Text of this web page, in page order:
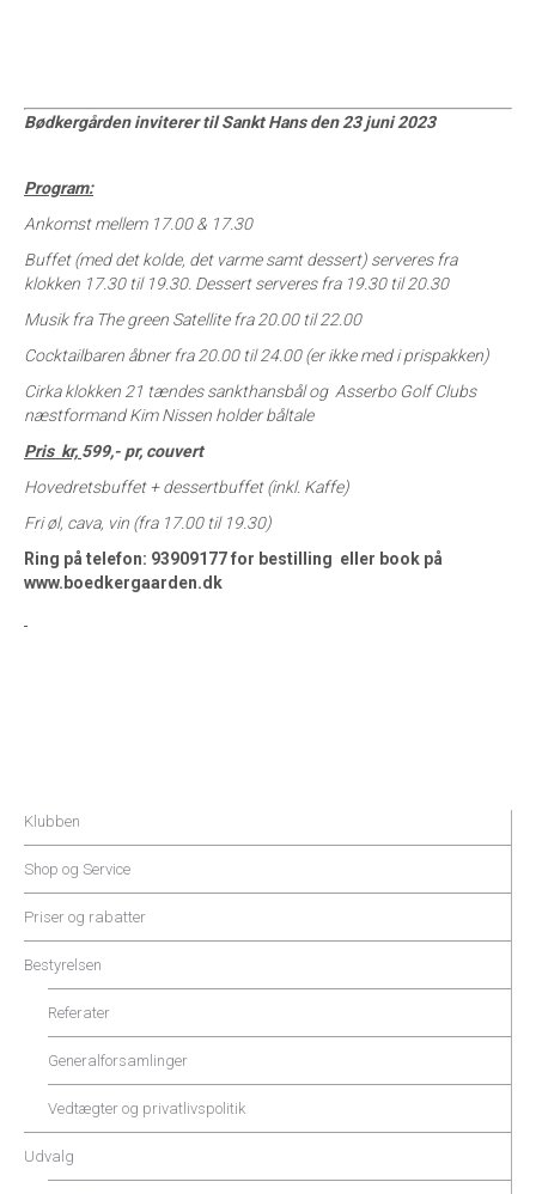
Bødkergården inviterer til Sankt Hans den 23 juni 2023
Program:
Ankomst mellem 17.00 & 17.30
Buffet (med det kolde, det varme samt dessert) serveres fra
klokken 17.30 til 19.30. Dessert serveres fra 19.30 til 20.30
Musik fra The green Satellite fra 20.00 til 22.00
Cocktailbaren åbner fra 20.00 til 24.00 (er ikke med i prispakken)
Cirka klokken 21 tændes sankthansbål og Asserbo Golf Clubs
næstformand Kim Nissen holder båltale
Pris kr, 599,- pr, couvert
Hovedretsbuffet + dessertbuffet (inkl. Kaffe)
Fri øl, cava, vin (fra 17.00 til 19.30)
Ring på telefon: 93909177 for bestilling eller book på
www.boedkergaarden.dk
Klubben
Shop og Service
Priser og rabatter
Bestyrelsen
Referater
Generalforsamlinger
Vedtægter og privatlivspolitik
Udvalg